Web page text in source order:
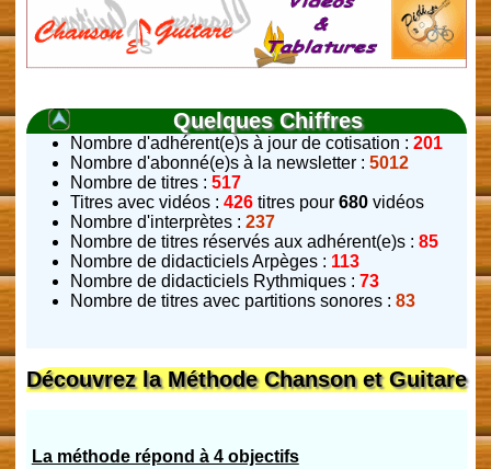
Quelques Chiffres
Nombre d'adhérent(e)s à jour de cotisation : 201
Nombre d'abonné(e)s à la newsletter : 5012
Nombre de titres : 517
Titres avec vidéos : 426 titres pour 680 vidéos
Nombre d'interprètes : 237
Nombre de titres réservés aux adhérent(e)s : 85
Nombre de didacticiels Arpèges : 113
Nombre de didacticiels Rythmiques : 73
Nombre de titres avec partitions sonores : 83
Découvrez la Méthode Chanson et Guitare
La méthode répond à 4 objectifs